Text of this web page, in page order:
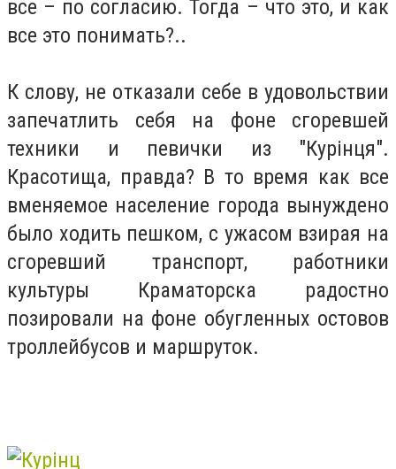
все – по согласию. Тогда – что это, и как
все это понимать?..
К слову, не отказали себе в удовольствии
запечатлить себя на фоне сгоревшей
техники и певички из "Курiнця".
Красотища, правда? В то время как все
вменяемое население города вынуждено
было ходить пешком, с ужасом взирая на
сгоревший транспорт, работники
культуры Краматорска радостно
позировали на фоне обугленных остовов
троллейбусов и маршруток.